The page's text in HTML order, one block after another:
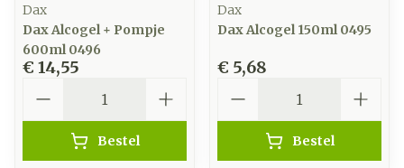
Dax
Dax Alcogel + Pompje
600ml 0496
€ 14,55
Bestel
Dax
Dax Alcogel 150ml 0495
€ 5,68
Bestel